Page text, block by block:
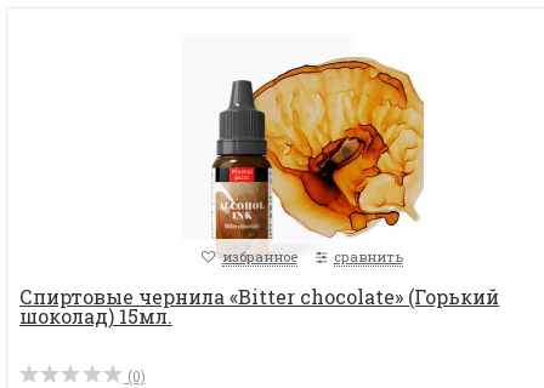
избранное сравнить
Спиртовые чернила «Bitter chocolate» (Горький
шоколад) 15мл.
(0)